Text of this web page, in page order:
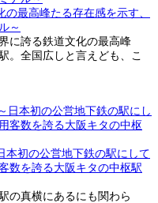
最高峰たる存在感を示す、
～
に誇る鉄道文化の最高峰
。全国広しと言えども、こ
初の公営地下鉄の駅にして
数を誇る大阪キタの中枢駅
の真横にあるにも関わら